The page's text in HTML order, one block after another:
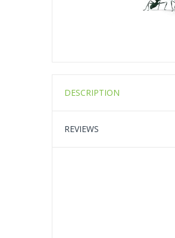
DESCRIPTION
REVIEWS